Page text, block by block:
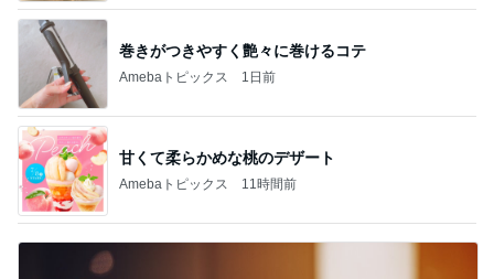
巻きがつきやすく艶々に巻けるコテ
Amebaトピックス 1日前
甘くて柔らかめな桃のデザート
Amebaトピックス 11時間前